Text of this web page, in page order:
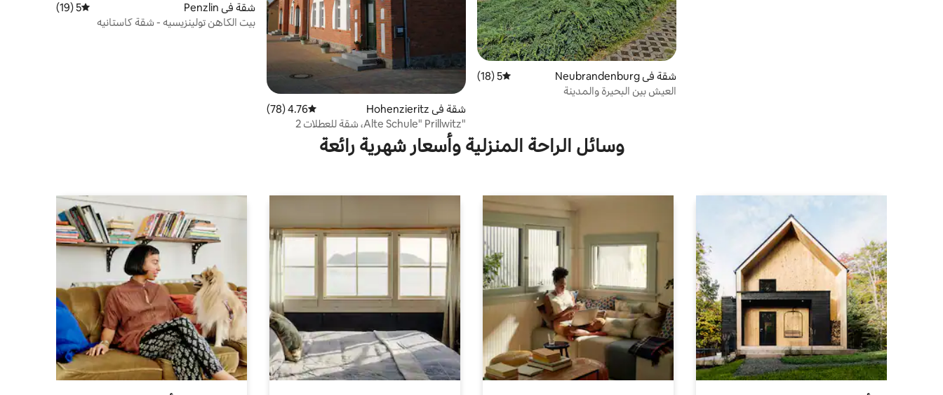
شقة في Neubrandenburg متوسط التقييم 5 من 5، 18 مراجعات
5 (18)
العيش بين البحيرة والمدينة
شقة في Hohenzieritz متوسط التقييم 4.76 من 5، 78 مراجعات
4.76 (78)
"Alte Schule" Prillwitz، شقة للعطلات 2
شقة في Penzlin متوسط التقييم 5 من 5، 19 مراجعات
5 (19)
بيت الكاهن تولينزيسيه - شقة كاستانيه
وسائل الراحة المنزلية وأسعار شهرية رائعة